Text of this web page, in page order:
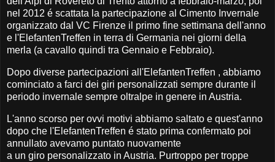
nel 2012 é scattata la partecipazione al Cimento Invernale
organizzato dal VC Firenze il primo fine settimana dell'anno
e l'ElefantenTreffen in terra di Germania nei giorni della
merla (a cavallo quindi tra Gennaio e Febbraio).
Dopo diverse partecipazioni all'ElefantenTreffen , abbiamo
cominciato a farci dei giri personalizzati sempre durante il
periodo invernale sempre oltralpe in genere in Austria.
L'anno scorso per ovvi motivi abbiamo saltato e quest'anno
dopo che l'ElefantenTreffen é stato prima confermato poi
annullato avevamo puntato nuovamente
a un giro personalizzato in Austria. Purtroppo per troppe